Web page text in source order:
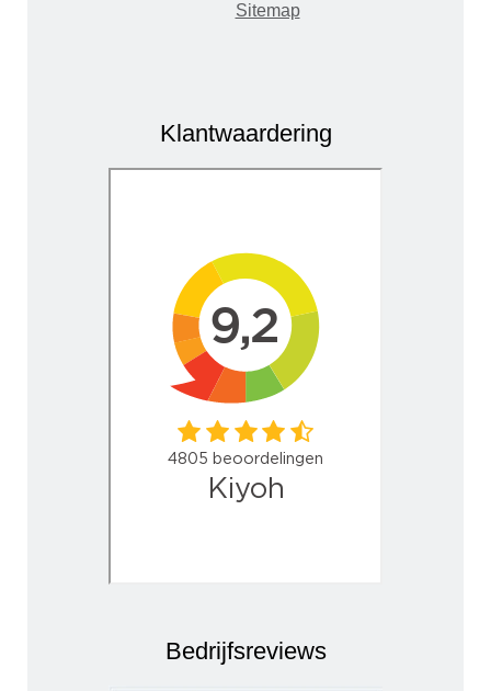
Sitemap
Klantwaardering
Bedrijfsreviews